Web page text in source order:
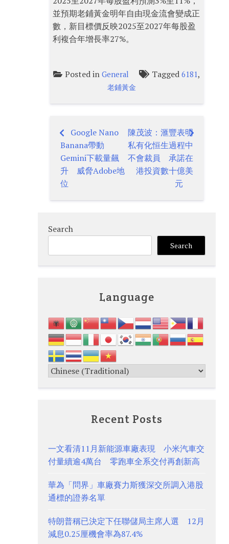
並預期老鋪黃金明年自由現金流會變成正
數，新目標價反映2025至2027年每股盈
利複合年增長率27%。
Posted inGeneral Tagged6181,
老鋪黃金
Post
navigation
Google Nano
Banana帶動
Gemini下載量飆
升 威脅Adobe地
位
陳茂波：滙豐表明
私有化恒生過程中
不會裁員 承諾在
港投資數十億美
元
Search
Search
Language
Recent Posts
一文看清11月新能源車廠表現 小米汽車交
付量續逾4萬台 零跑車全系交付再創新高
華為「問界」車廠賽力斯獲深交所調入港股
通標的證券名單
特朗普稱已決定下任聯儲局主席人選 12月
減息0.25厘機會率為87.4%